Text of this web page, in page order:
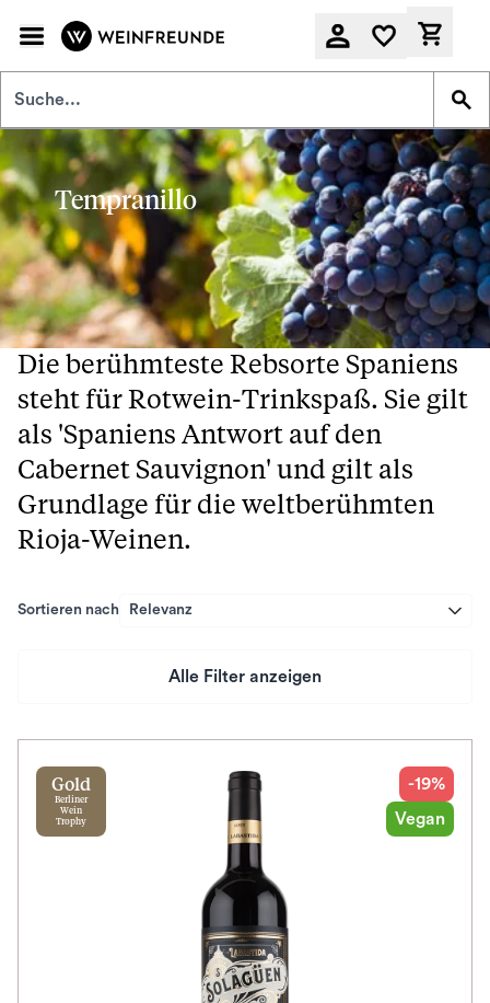
Tempranillo
Die berühmteste Rebsorte Spaniens
steht für Rotwein-Trinkspaß. Sie gilt
als 'Spaniens Antwort auf den
Cabernet Sauvignon' und gilt als
Grundlage für die weltberühmten
Rioja-Weinen.
Sortieren nach Relevanz
Alle Filter anzeigen
Herkunftsland
Rebsorte
Gold
Berliner
Wein
Trophy
-19%
Vegan